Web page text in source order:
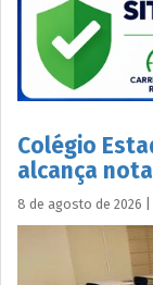
Colégio
alcança
8 de agosto de 2026